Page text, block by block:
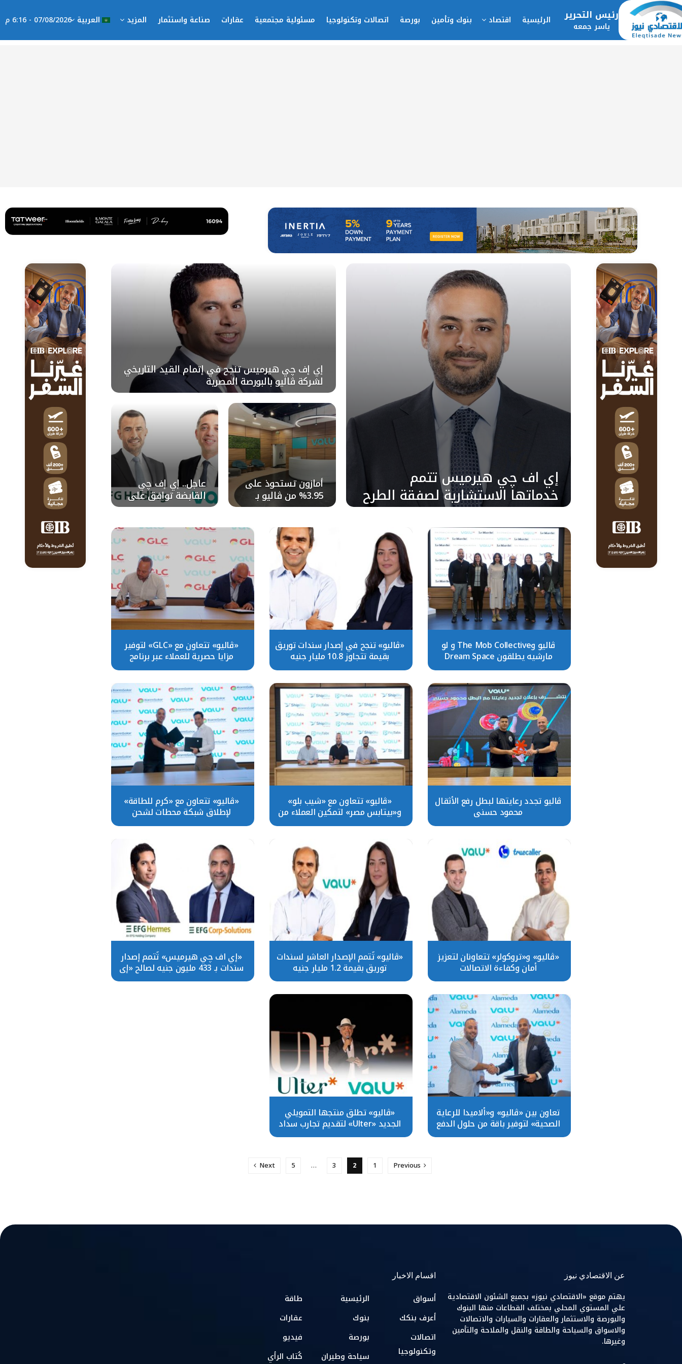
رئيس التحرير
ياسر جمعه الرئيسية اقتصاد بنوك وتأمين بورصة اتصالات وتكنولوجيا مسئولية مجتمعية عقارات صناعة واستثمار المزيد العربية 07/08/2026 - 6:16 م
إي اف چي هيرميس تتمم
خدماتها الاستشارية لصفقة الطرح
العام الأولي لشركة «إس إم سي
السعودية للرعاية الصحية»
إي إف چي هيرميس تنجح في إتمام القيد التاريخي
لشركة ڤاليو بالبورصة المصرية
أمازون تستحوذ على
3.95% من ڤاليو بـ
6.041 جنيه للسهم
عاجل.. إي إف چي
القابضة توافق على
قيد ڤاليو بالبورصة
ڤاليو وThe Mob Collective و لو
مارشيه يطلقون Dream Space
«ڤاليو» تنجح في إصدار سندات توريق
بقيمة تتجاوز 10.8 مليار جنيه
«ڤاليو» تتعاون مع «GLC» لتوفير
مزايا حصرية للعملاء عبر برنامج
المكافآت
ڤاليو تجدد رعايتها لبطل رفع الأثقال
محمود حسني
«ڤاليو» تتعاون مع «شيب بلو»
و«بيتابس مصر» لتمكين العملاء من
تقسيط مدفوعات التجارة الإلكترونية
«ڤاليو» تتعاون مع «كرم للطاقة»
لإطلاق شبكة محطات لشحن
السيارات الكهربائية في District 5
«ڤاليو» و«تروكولر» تتعاونان لتعزيز
أمان وكفاءة الاتصالات
«ڤاليو» تُتمم الإصدار العاشر لسندات
توريق بقيمة 1.2 مليار جنيه
«إي اف چي هيرميس» تُتمم إصدار
سندات بـ 433 مليون جنيه لصالح «إي
اف چي للحلول التمويلية»
تعاون بين «ڤاليو» و«ألاميدا للرعاية
الصحية» لتوفير باقة من حلول الدفع
المرنة للمرضى
«ڤاليو» تطلق منتجها التمويلي
الجديد «Ulter» لتقديم تجارب سداد
غير مسبوقة في مصر
Previous
1
2
3
…
5
Next
عن الاقتصادي نيوز
يهتم موقع «الاقتصادي نيوز» بجميع الشئون الاقتصادية
علي المستوي المحلي بمختلف القطاعات منها البنوك
والبورصة والاستثمار والعقارات والسيارات والاتصالات
والاسواق والسياحة والطاقة والنقل والملاحة والتأمين
وغيرها.
اقسام الاخبار
أسواق
أعرف بنكك
اتصالات
وتكنولوجيا
الرئيسية
بنوك
بورصة
سياحة وطيران
طاقة
عقارات
فيديو
كُتاب الرأي